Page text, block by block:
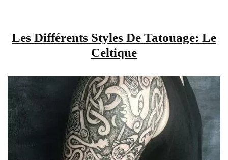
Les Différents Styles De Tatouage: Le
Celtique